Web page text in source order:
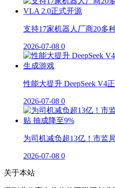
支持17家机器人厂商20多
2026-07-08 0
性能大提升 DeepSeek V4
2026-07-08 0
为司机减负超13亿！市监
2026-07-08 0
关于本站